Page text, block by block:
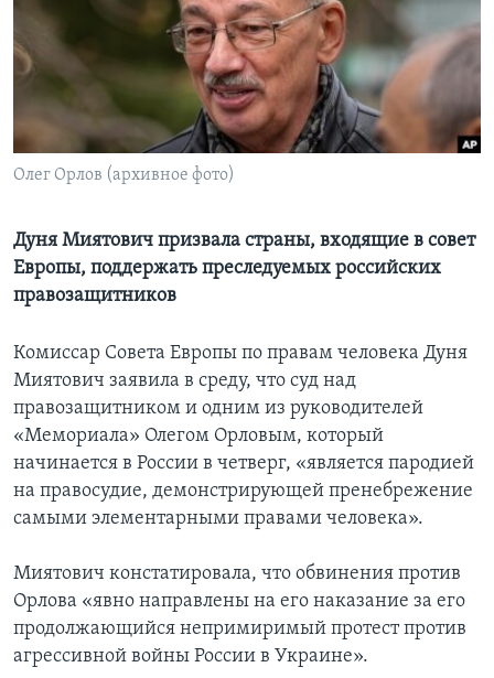
Learning English
СОЦИАЛЬНЫЕ СЕТИ
Олег Орлов (архивное фото)
Дуня Миятович призвала страны, входящие в совет
Европы, поддержать преследуемых российских
правозащитников
Комиссар Совета Европы по правам человека Дуня
Миятович заявила в среду, что суд над
правозащитником и одним из руководителей
«Мемориала» Олегом Орловым, который
начинается в России в четверг, «является пародией
на правосудие, демонстрирующей пренебрежение
самыми элементарными правами человека».
Миятович констатировала, что обвинения против
Орлова «явно направлены на его наказание за его
продолжающийся непримиримый протест против
агрессивной войны России в Украине».